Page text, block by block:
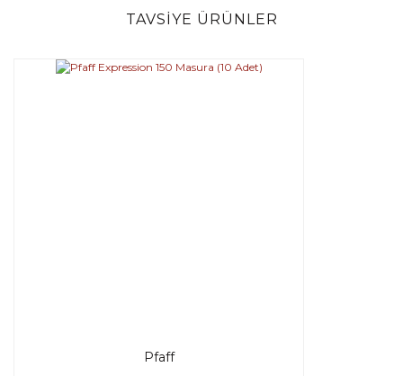
TAVSİYE ÜRÜNLER
Pfaff